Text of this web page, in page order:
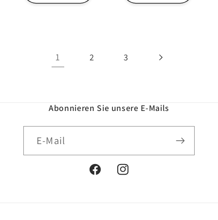
1 2 3
Abonnieren Sie unsere E-Mails
E-Mail
FacebookInstagram